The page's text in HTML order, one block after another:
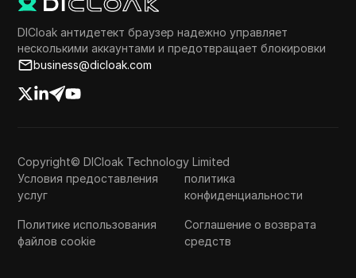
DICloak антидетект браузер надежно управляет
несколькими аккаунтами и предотвращает блокировки
business@dicloak.com
Copyright© DICloak Technology Limited
Условия предоставления
услуг
политика
конфиденциальности
Политике использования
файлов cookie
Соглашение о возврата
средств